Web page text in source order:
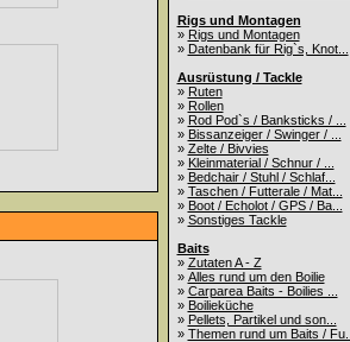
Rigs und Montagen
» Rigs und Montagen
» Datenbank für Rig`s, Knot...
Ausrüstung / Tackle
» Ruten
» Rollen
» Rod Pod`s / Banksticks / ...
» Bissanzeiger / Swinger / ...
» Zelte / Bivvies
» Kleinmaterial / Schnur / ...
» Bedchair / Stuhl / Schlaf...
» Taschen / Futterale / Mat...
» Boot / Echolot / GPS / Ba...
» Sonstiges Tackle
Baits
» Zutaten A - Z
» Alles rund um den Boilie
» Carparea Baits - Boilies ...
» Boilieküche
» Pellets, Partikel und son...
» Themen rund um Baits / Fu...